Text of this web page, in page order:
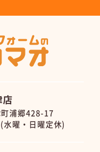
店
浦郷428-17
曜・日曜定休)